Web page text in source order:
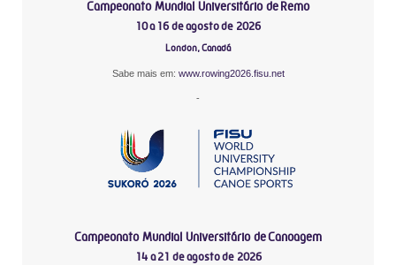
Campeonato Mundial Universitário de Remo
10 a 16 de agosto de 2026
London, Canadá
Sabe mais em: www.rowing2026.fisu.net
-
Campeonato Mundial Universitário de Canoagem
14 a 21 de agosto de 2026